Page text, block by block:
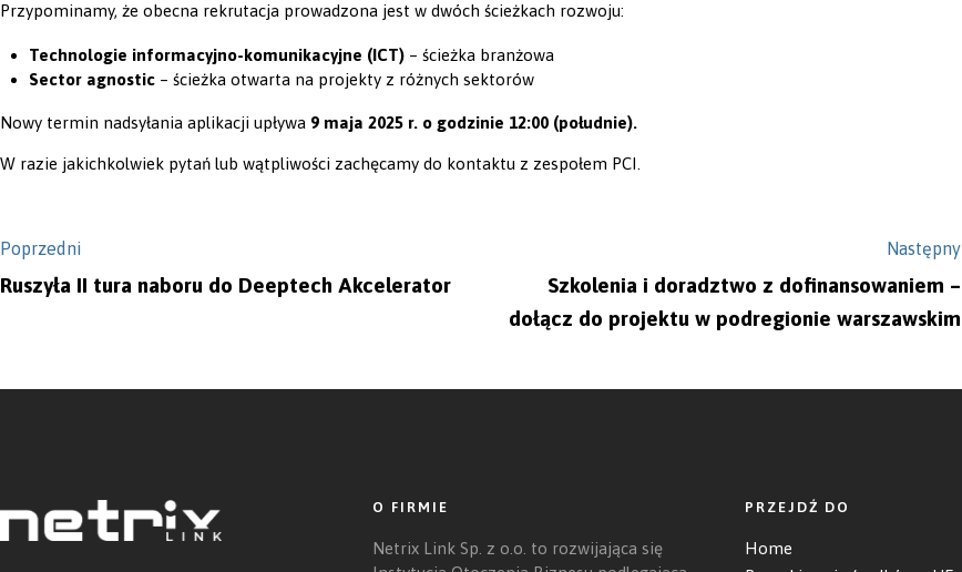
Przypominamy, że obecna rekrutacja prowadzona jest w dwóch ścieżkach rozwoju:
Technologie informacyjno-komunikacyjne (ICT) – ścieżka branżowa
Sector agnostic – ścieżka otwarta na projekty z różnych sektorów
Nowy termin nadsyłania aplikacji upływa 9 maja 2025 r. o godzinie 12:00 (południe).
W razie jakichkolwiek pytań lub wątpliwości zachęcamy do kontaktu z zespołem PCI.
Poprzedni
Ruszyła II tura naboru do Deeptech Akcelerator
Następny
Szkolenia i doradztwo z dofinansowaniem –
dołącz do projektu w podregionie warszawskim
O FIRMIE
Netrix Link Sp. z o.o. to rozwijająca się
PRZEJDŹ DO
Home